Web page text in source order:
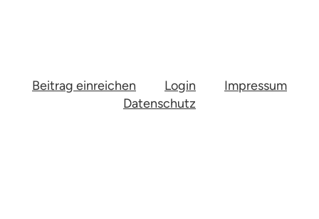
Beitrag einreichen Login
Impressum
Datenschutz